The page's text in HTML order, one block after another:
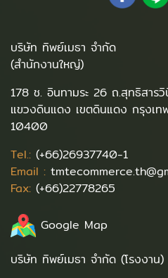
บริษัท ทิพย์เมธา จำกัด
(สำนักงานใหญ่)
178 ช. อินทามระ 26 ถ.สุทธิสาร
แขวงดินแดง เขตดินแดง กรุงเท
10400
Tel.: (+66)26937740-1
Email :
Fax: (+66)22778265
Google Map
บริษัท ทิพย์เมธา จำกัด (โรงงาน)